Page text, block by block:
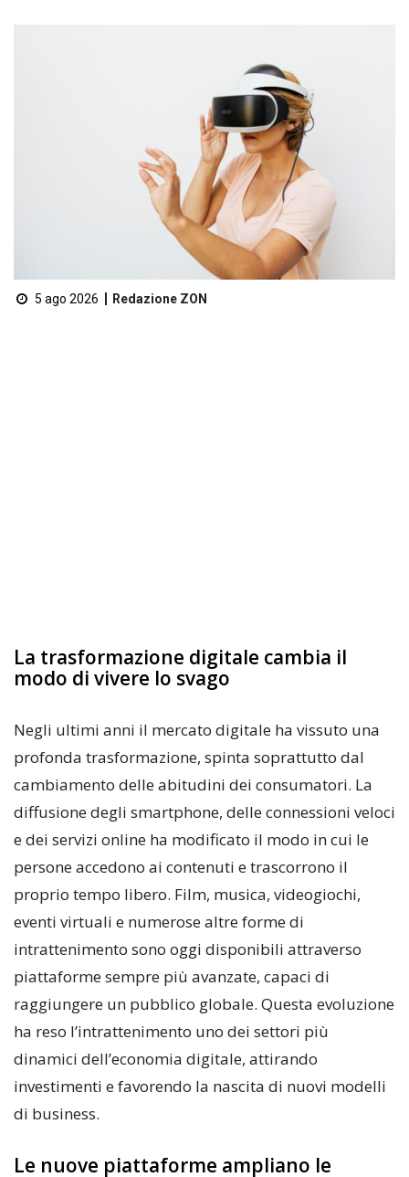
5 ago 2026 Redazione ZON
La trasformazione digitale cambia il
modo di vivere lo svago
Negli ultimi anni il mercato digitale ha vissuto una
profonda trasformazione, spinta soprattutto dal
cambiamento delle abitudini dei consumatori. La
diffusione degli smartphone, delle connessioni veloci
e dei servizi online ha modificato il modo in cui le
persone accedono ai contenuti e trascorrono il
proprio tempo libero. Film, musica, videogiochi,
eventi virtuali e numerose altre forme di
intrattenimento sono oggi disponibili attraverso
piattaforme sempre più avanzate, capaci di
raggiungere un pubblico globale. Questa evoluzione
ha reso l’intrattenimento uno dei settori più
dinamici dell’economia digitale, attirando
investimenti e favorendo la nascita di nuovi modelli
di business.
Le nuove piattaforme ampliano le